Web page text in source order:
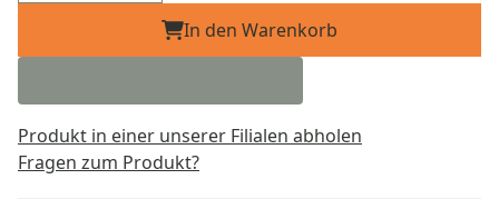
In den Warenkorb
Produkt in einer unserer Filialen abholen
Fragen zum Produkt?